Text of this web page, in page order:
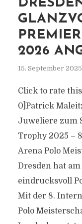
2026
15. September 2025
Click to rate
0]Patrick
Juweliere zum
Trophy 2025 –
Arena Polo
Dresden hat
eindrucksvoll
Mit der 8.
Polo